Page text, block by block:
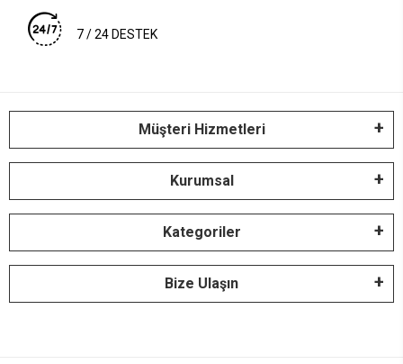
7 / 24 DESTEK
Müşteri Hizmetleri
Kurumsal
Kategoriler
Bize Ulaşın